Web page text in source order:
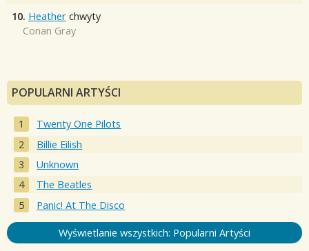
10. Heather chwyty
Conan Gray
POPULARNI ARTYŚCI
Twenty One Pilots
Billie Eilish
Unknown
The Beatles
Panic! At The Disco
Wyświetlanie wszystkich: Popularni Artyści